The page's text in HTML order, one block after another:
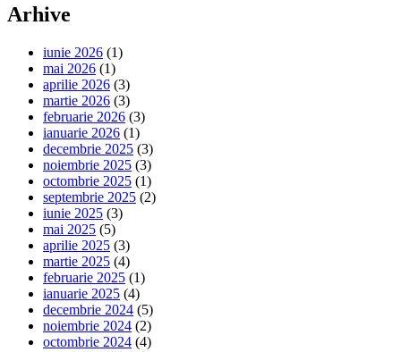
Arhive
iunie 2026 (1)
mai 2026 (1)
aprilie 2026 (3)
martie 2026 (3)
februarie 2026 (3)
ianuarie 2026 (1)
decembrie 2025 (3)
noiembrie 2025 (3)
octombrie 2025 (1)
septembrie 2025 (2)
iunie 2025 (3)
mai 2025 (5)
aprilie 2025 (3)
martie 2025 (4)
februarie 2025 (1)
ianuarie 2025 (4)
decembrie 2024 (5)
noiembrie 2024 (2)
octombrie 2024 (4)